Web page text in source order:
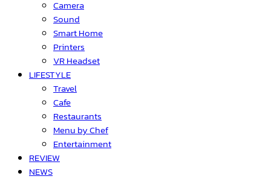
Camera
Sound
Smart Home
Printers
VR Headset
LIFESTYLE
Travel
Cafe
Restaurants
Menu by Chef
Entertainment
REVIEW
NEWS